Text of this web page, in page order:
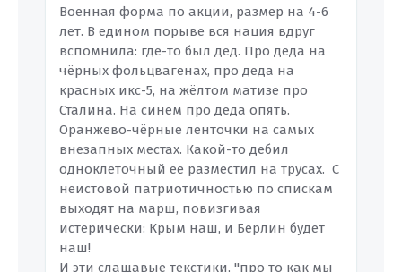
Военная форма по акции, размер на 4-6
лет. В едином порыве вся нация вдруг
вспомнила: где-то был дед. Про деда на
чёрных фольцвагенах, про деда на
красных икс-5, на жёлтом матизе про
Сталина. На синем про деда опять.
Оранжево-чёрные ленточки на самых
внезапных местах. Какой-то дебил
одноклеточный ее разместил на трусах. С
неистовой патриотичностью по спискам
выходят на марш, повизгивая
истерически: Крым наш, и Берлин будет
наш!
И эти слащавые текстики, "про то как мы